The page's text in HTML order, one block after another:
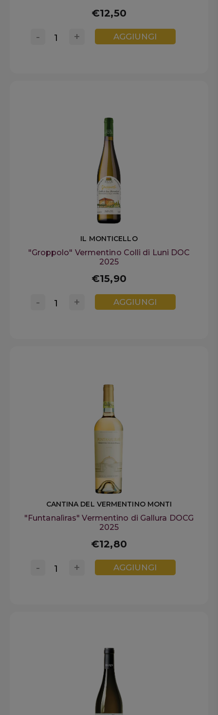
€12,50
+
- AGGIUNGI
IL MONTICELLO
"Groppolo" Vermentino Colli di Luni DOC
2025
€15,90
+
- AGGIUNGI
CANTINA DEL VERMENTINO MONTI
"Funtanalìras" Vermentino di Gallura DOCG
2025
€12,80
+
- AGGIUNGI